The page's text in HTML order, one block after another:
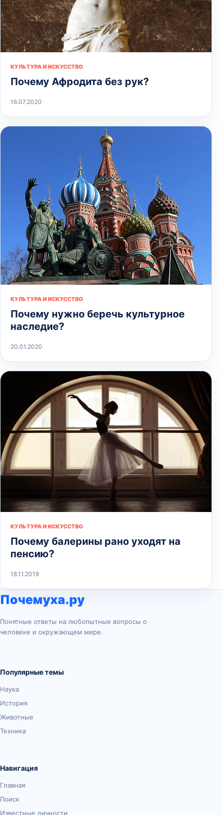
КУЛЬТУРА И ИСКУССТВО
Почему Афродита без рук?
16.07.2020
КУЛЬТУРА И ИСКУССТВО
Почему нужно беречь культурное
наследие?
20.01.2020
КУЛЬТУРА И ИСКУССТВО
Почему балерины рано уходят на
пенсию?
18.11.2019
Почемуха.ру
Понятные ответы на любопытные вопросы о
человеке и окружающем мире.
Популярные темы
Наука
История
Животные
Техника
Навигация
Главная
Поиск
Известные личности